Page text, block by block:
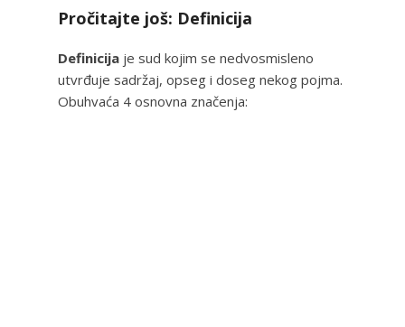
Pročitajte još: Definicija
Definicija je sud kojim se nedvosmisleno
utvrđuje sadržaj, opseg i doseg nekog pojma.
Obuhvaća 4 osnovna značenja: